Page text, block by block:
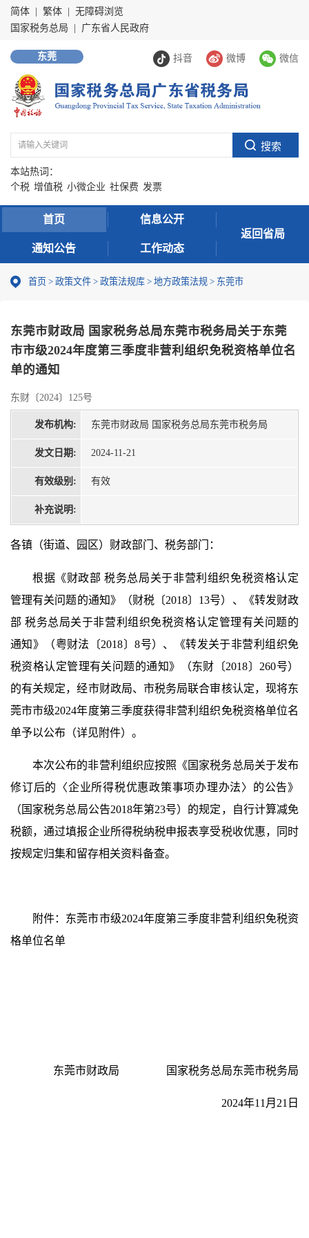
简体 繁体
无障碍浏览
国家税务总局
广东省人民政府
抖音 微博 微信
东莞
本站热词：
个税 增值税 小微企业 社保费 发票
首页 信息公开
通知公告 工作动态
返回省局
首页 > 政策文件 > 政策法规库 > 地方政策法规 > 东莞市
东莞市财政局 国家税务总局东莞市税务局关于东莞
市市级2024年度第三季度非营利组织免税资格单位名
单的通知
东财〔2024〕125号
发布机构: 东莞市财政局 国家税务总局东莞市税务局
发文日期: 2024-11-21
有效级别: 有效
补充说明:
各镇（街道、园区）财政部门、税务部门：
根据《财政部 税务总局关于非营利组织免税资格认定
管理有关问题的通知》（财税〔2018〕13号）、《转发财政
部 税务总局关于非营利组织免税资格认定管理有关问题的
通知》（粤财法〔2018〕8号）、《转发关于非营利组织免
税资格认定管理有关问题的通知》（东财〔2018〕260号）
的有关规定，经市财政局、市税务局联合审核认定，现将东
莞市市级2024年度第三季度获得非营利组织免税资格单位名
单予以公布（详见附件）。
本次公布的非营利组织应按照《国家税务总局关于发布
修订后的〈企业所得税优惠政策事项办理办法〉的公告》
（国家税务总局公告2018年第23号）的规定，自行计算减免
税额，通过填报企业所得税纳税申报表享受税收优惠，同时
按规定归集和留存相关资料备查。
附件：东莞市市级2024年度第三季度非营利组织免税资
格单位名单
东莞市财政局 国家税务总局东莞市税务局
2024年11月21日